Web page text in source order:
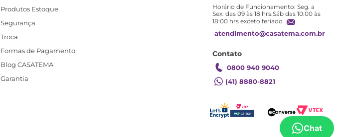
Chat
Produtos Estoque
Segurança
Troca
Formas de Pagamento
Blog CASATEMA
Garantia
Horário de Funcionamento: Seg. a
Sex. das 09 às 18 hrs.Sáb das 10:00 às
18:00 hrs exceto feriado
atendimento@casatema.com.br
Contato
0800 940 9040
(41) 8880-8821